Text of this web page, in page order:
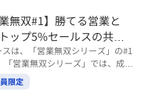
事業の創出」では、新規事業やス
アップを取り巻く環境がどのよう
ているのかを俯瞰し、新たな価
非連続な成長を生み出すため
時代における事業機会の捉え方
功確率を高めるための考え方につ
業無双#1】勝てる営業と
ップ5%セールスの共通
は、「営業無双シリーズ」の#1
「営業無双シリーズ」では、成約
に向けて、お客様に選ばれ続け
営業になるための実践的な考え
限定